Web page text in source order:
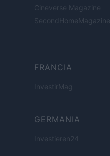
Cineverse Magazine
SecondHomeMagazine
FRANCIA
InvestirMag
GERMANIA
Investieren24